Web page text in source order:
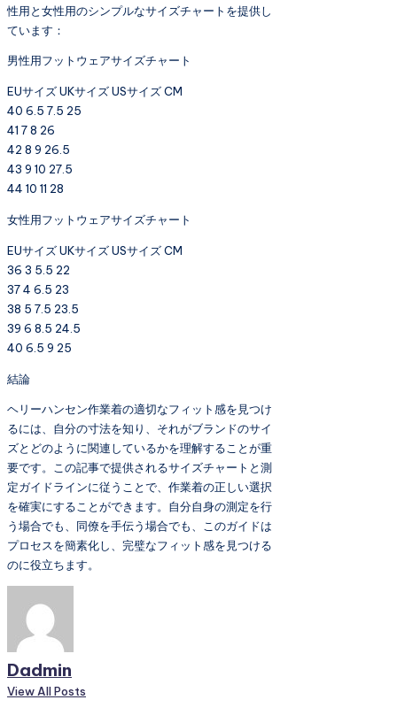
性用と女性用のシンプルなサイズチャートを提供し
ています：
男性用フットウェアサイズチャート
EUサイズ UKサイズ USサイズ CM
40 6.5 7.5 25
41 7 8 26
42 8 9 26.5
43 9 10 27.5
44 10 11 28
女性用フットウェアサイズチャート
EUサイズ UKサイズ USサイズ CM
36 3 5.5 22
37 4 6.5 23
38 5 7.5 23.5
39 6 8.5 24.5
40 6.5 9 25
結論
ヘリーハンセン作業着の適切なフィット感を見つけ
るには、自分の寸法を知り、それがブランドのサイ
ズとどのように関連しているかを理解することが重
要です。この記事で提供されるサイズチャートと測
定ガイドラインに従うことで、作業着の正しい選択
を確実にすることができます。自分自身の測定を行
う場合でも、同僚を手伝う場合でも、このガイドは
プロセスを簡素化し、完璧なフィット感を見つける
のに役立ちます。
Dadmin
View All Posts